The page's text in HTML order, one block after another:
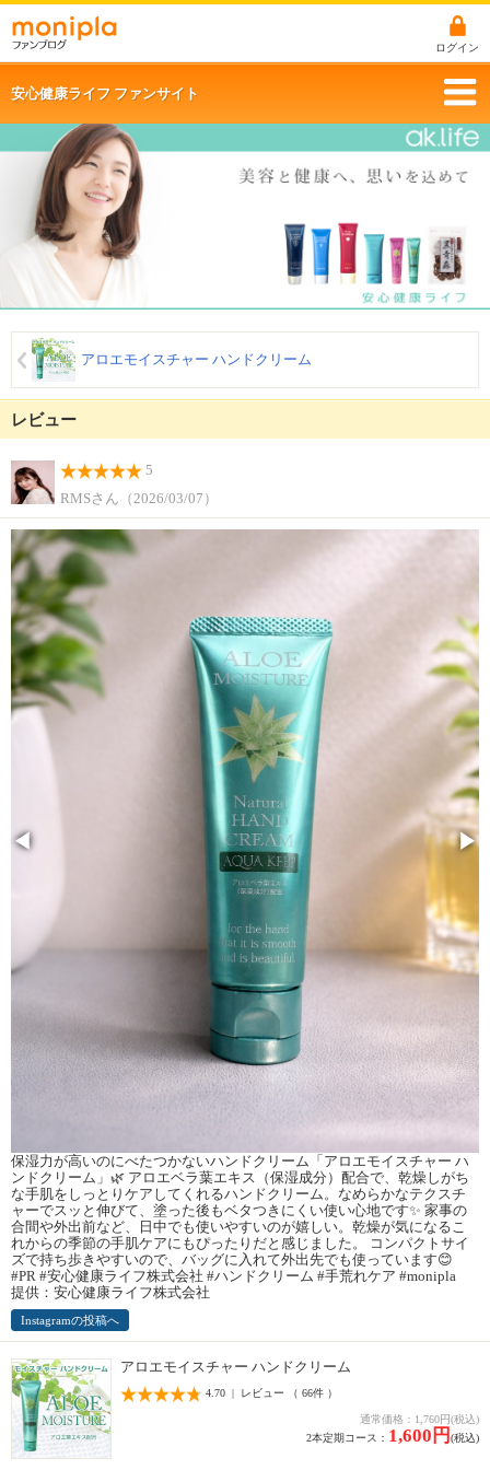
ログイン
安心健康ライフ ファンサイト
アロエモイスチャー ハンドクリーム
レビュー
5
RMSさん（2026/03/07）
◀ ▶
保湿力が高いのにべたつかないハンドクリーム「アロエモイスチャー ハ
ンドクリーム」🌿 アロエベラ葉エキス（保湿成分）配合で、乾燥しがち
な手肌をしっとりケアしてくれるハンドクリーム。なめらかなテクスチ
ャーでスッと伸びて、塗った後もベタつきにくい使い心地です✨ 家事の
合間や外出前など、日中でも使いやすいのが嬉しい。乾燥が気になるこ
れからの季節の手肌ケアにもぴったりだと感じました。 コンパクトサイ
ズで持ち歩きやすいので、バッグに入れて外出先でも使っています😊
#PR #安心健康ライフ株式会社 #ハンドクリーム #手荒れケア #monipla
提供：安心健康ライフ株式会社
Instagramの投稿へ
アロエモイスチャー ハンドクリーム
4.70 | レビュー （ 66件 ）
通常価格：1,760円(税込)
2本定期コース： 1,600円 (税込)